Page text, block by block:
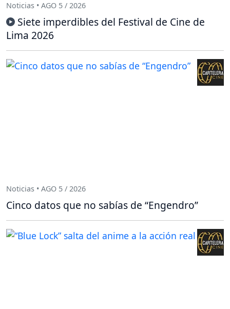
Noticias • AGO 5 / 2026
Siete imperdibles del Festival de Cine de
Lima 2026
Noticias • AGO 5 / 2026
Cinco datos que no sabías de “Engendro”